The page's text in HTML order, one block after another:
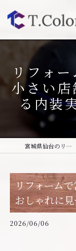
リフォ
小さい
る内装
宮城県仙台のリフォームなら株式会社T.Color
リフォーム
おしゃれに
2026/06/06